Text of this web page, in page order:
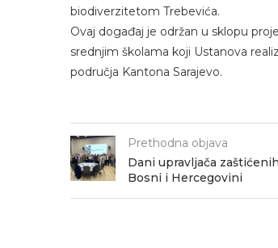
biodiverzitetom Trebevića.
Ovaj događaj je održan u sklopu
srednjim školama koji Ustanova
područja Kantona Sarajevo.
Prethodna objava
Dani upravljača
Bosni i Hercegovini